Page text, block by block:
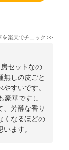
を楽天でチェック >>
セットなの
無しの皮ごと
すいです。
豪華ですし
、芳醇な香り
くなるほどの
ます。